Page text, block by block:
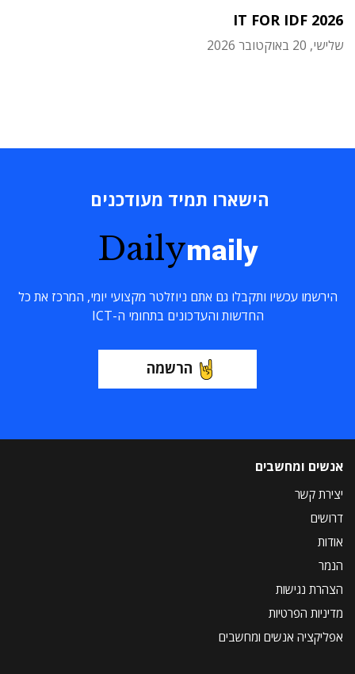
IT FOR IDF 2026
שלישי, 20 באוקטובר 2026
הישארו תמיד מעודכנים
Dailymaily
הירשמו עכשיו ותקבלו גם אתם ניוזלטר מקצועי יומי, המרכז את כל
החדשות והעדכונים בתחומי ה-ICT
הרשמה
אנשים ומחשבים
יצירת קשר
דרושים
אודות
הנמר
הצהרת נגישות
מדיניות הפרטיות
אפליקציה אנשים ומחשבים